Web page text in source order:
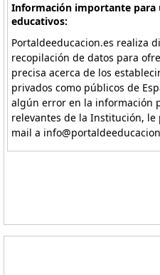
Información importante para
educativos:
Portaldeeducacion.es realiza
recopilación de datos para
precisa acerca de los
privados como públicos de
algún error en la información
relevantes de la Institución,
mail a